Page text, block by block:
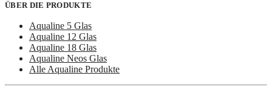
ÜBER DIE PRODUKTE
Aqualine 5 Glas
Aqualine 12 Glas
Aqualine 18 Glas
Aqualine Neos Glas
Alle Aqualine Produkte